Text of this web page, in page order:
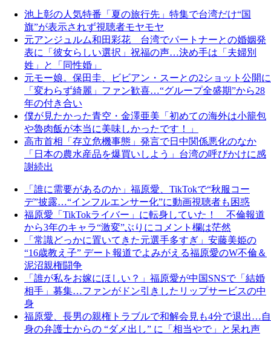
池上彰の人気特番「夏の旅行先」特集で台湾だけ“国
旗”が表示されず視聴者モヤモヤ
元アンジュルム和田彩花 台湾でパートナーとの婚姻発
表に「彼女らしい選択」祝福の声…決め手は「夫婦別
姓」と「同性婚」
元モー娘。保田圭、ビビアン・スーとの2ショット公開に
「変わらず綺麗」ファン歓喜…“グループ全盛期”から28
年の付き合い
僕が見たかった青空・金澤亜美「初めての海外は小籠包
や魯肉飯が本当に美味しかったです！」
高市首相「存立危機事態」発言で日中関係悪化のなか
「日本の農水産品を爆買いしよう」台湾の呼びかけに感
謝続出
「誰に需要があるのか」福原愛、TikTokで“秋服コー
デ”披露…“インフルエンサー化”に動画視聴者も困惑
福原愛「TikTokライバー」に転身していた！ 不倫報道
から3年のキャラ“激変”ぶりにコメント欄は茫然
「常識どっかに置いてきた元選手多すぎ」安藤美姫の
“16歳教え子” デート報道でよみがえる福原愛のW不倫＆
泥沼親権闘争
「誰が私をお嫁にほしい？」福原愛が中国SNSで「結婚
相手」募集…ファンがドン引きしたリップサービスの中
身
福原愛、長男の親権トラブルで和解会見も4分で退出…自
身の弁護士からの “ダメ出し” に「相当やで」と呆れ声